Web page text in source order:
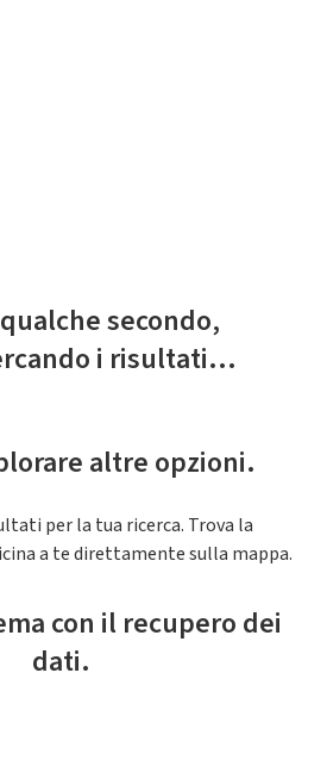
secondo,
i risultati...
altre opzioni.
per la tua ricerca. Trova la
a te direttamente sulla mappa.
con il recupero dei
dati.